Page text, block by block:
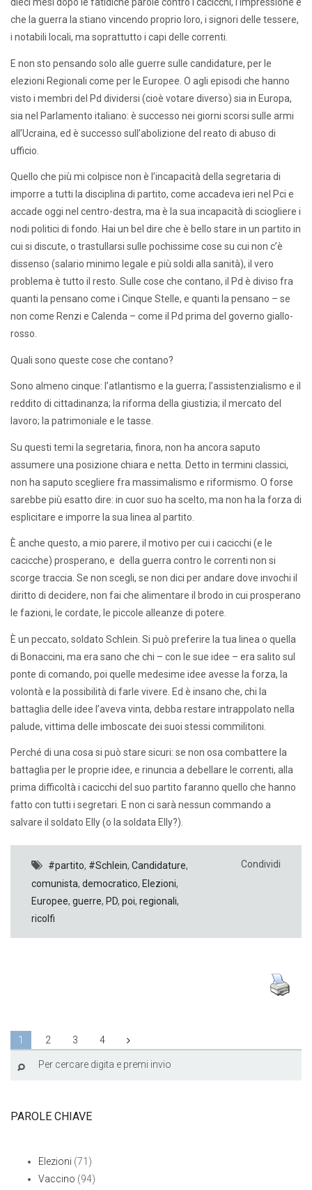
dieci mesi dopo le fatidiche parole contro i cacicchi, l’impressione è
che la guerra la stiano vincendo proprio loro, i signori delle tessere,
i notabili locali, ma soprattutto i capi delle correnti.
E non sto pensando solo alle guerre sulle candidature, per le
elezioni Regionali come per le Europee. O agli episodi che hanno
visto i membri del Pd dividersi (cioè votare diverso) sia in Europa,
sia nel Parlamento italiano: è successo nei giorni scorsi sulle armi
all’Ucraina, ed è successo sull’abolizione del reato di abuso di
ufficio.
Quello che più mi colpisce non è l’incapacità della segretaria di
imporre a tutti la disciplina di partito, come accadeva ieri nel Pci e
accade oggi nel centro-destra, ma è la sua incapacità di sciogliere i
nodi politici di fondo. Hai un bel dire che è bello stare in un partito in
cui si discute, o trastullarsi sulle pochissime cose su cui non c’è
dissenso (salario minimo legale e più soldi alla sanità), il vero
problema è tutto il resto. Sulle cose che contano, il Pd è diviso fra
quanti la pensano come i Cinque Stelle, e quanti la pensano – se
non come Renzi e Calenda – come il Pd prima del governo giallo-
rosso.
Quali sono queste cose che contano?
Sono almeno cinque: l’atlantismo e la guerra; l’assistenzialismo e il
reddito di cittadinanza; la riforma della giustizia; il mercato del
lavoro; la patrimoniale e le tasse.
Su questi temi la segretaria, finora, non ha ancora saputo
assumere una posizione chiara e netta. Detto in termini classici,
non ha saputo scegliere fra massimalismo e riformismo. O forse
sarebbe più esatto dire: in cuor suo ha scelto, ma non ha la forza di
esplicitare e imporre la sua linea al partito.
È anche questo, a mio parere, il motivo per cui i cacicchi (e le
cacicche) prosperano, e della guerra contro le correnti non si
scorge traccia. Se non scegli, se non dici per andare dove invochi il
diritto di decidere, non fai che alimentare il brodo in cui prosperano
le fazioni, le cordate, le piccole alleanze di potere.
È un peccato, soldato Schlein. Si può preferire la tua linea o quella
di Bonaccini, ma era sano che chi – con le sue idee – era salito sul
ponte di comando, poi quelle medesime idee avesse la forza, la
volontà e la possibilità di farle vivere. Ed è insano che, chi la
battaglia delle idee l’aveva vinta, debba restare intrappolato nella
palude, vittima delle imboscate dei suoi stessi commilitoni.
Perché di una cosa si può stare sicuri: se non osa combattere la
battaglia per le proprie idee, e rinuncia a debellare le correnti, alla
prima difficoltà i cacicchi del suo partito faranno quello che hanno
fatto con tutti i segretari. E non ci sarà nessun commando a
salvare il soldato Elly (o la soldata Elly?).
#partito, #Schlein, Candidature,
comunista, democratico, Elezioni,
Europee, guerre, PD, poi, regionali,
ricolfi
Condividi
1 2 3 4
PAROLE CHIAVE
Elezioni (71)
Vaccino (94)